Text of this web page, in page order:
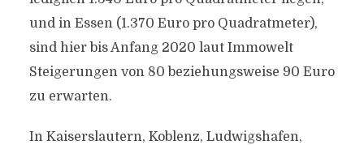
und in Essen (1.370 Euro pro Quadratmeter),
sind hier bis Anfang 2020 laut Immowelt
Steigerungen von 80 beziehungsweise 90 Euro
zu erwarten.
In Kaiserslautern, Koblenz, Ludwigshafen,